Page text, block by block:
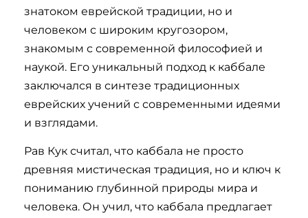
знатоком еврейской традиции, но и
человеком с широким кругозором,
знакомым с современной философией и
наукой. Его уникальный подход к каббале
заключался в синтезе традиционных
еврейских учений с современными идеями
и взглядами.
Рав Кук считал, что каббала не просто
древняя мистическая традиция, но и ключ к
пониманию глубинной природы мира и
человека. Он учил, что каббала предлагает